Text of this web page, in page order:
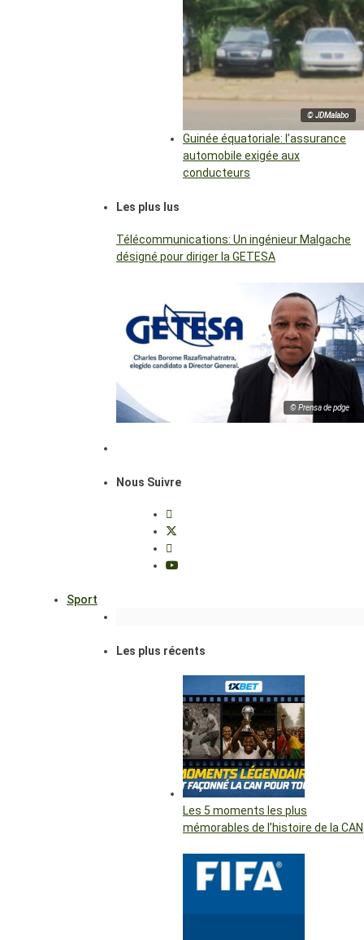
© JDMalabo
Guinée équatoriale: l’assurance
automobile exigée aux
conducteurs
Les plus lus
Télécommunications: Un ingénieur Malgache
désigné pour diriger la GETESA
© Prensa de pdge
Nous Suivre
Sport
Les plus récents
Les 5 moments les plus
mémorables de l’histoire de la CAN